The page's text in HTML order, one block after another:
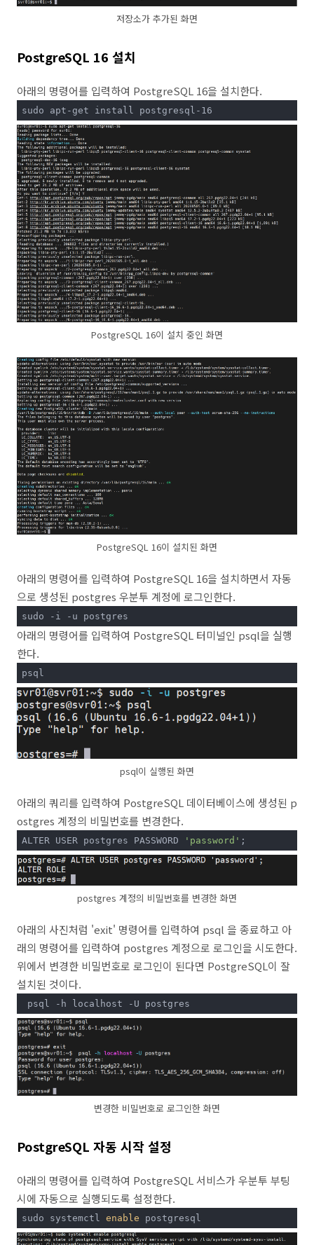
저장소가 추가된 화면
PostgreSQL 16 설치
아래의 명령어를 입력하여 PostgreSQL 16을 설치한다.
sudo apt-get install postgresql-16
PostgreSQL 16이 설치 중인 화면
PostgreSQL 16이 설치된 화면
아래의 명령어를 입력하여 PostgreSQL 16을 설치하면서 자동
으로 생성된 postgres 우분투 계정에 로그인한다.
sudo -i -u postgres
아래의 명령어를 입력하여 PostgreSQL 터미널인 psql을 실행
한다.
psql
psql이 실행된 화면
아래의 쿼리를 입력하여 PostgreSQL 데이터베이스에 생성된 p
ostgres 계정의 비밀번호를 변경한다.
ALTER USER postgres PASSWORD 'password' ;
postgres 계정의 비밀번호를 변경한 화면
아래의 사진처럼 'exit' 명령어를 입력하여 psql 을 종료하고 아
래의 명령어를 입력하여 postgres 계정으로 로그인을 시도한다.
위에서 변경한 비밀번호로 로그인이 된다면 PostgreSQL이 잘
설치된 것이다.
psql -h localhost -U postgres
변경한 비밀번호로 로그인한 화면
PostgreSQL 자동 시작 설정
아래의 명령어를 입력하여 PostgreSQL 서비스가 우분투 부팅
시에 자동으로 실행되도록 설정한다.
sudo systemctl enable postgresql